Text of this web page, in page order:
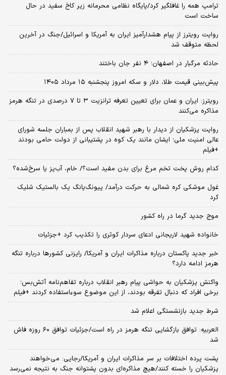
ترامپ همه را غافلگیر کرد/پایگاه نظامی محرمانه زیر کاخ سفید در حال
ساخت است
روایت رویترز از پیام هشدارآمیز ایران به آمریکا و اسرائیل/جنگ در آخرین
لحظه متوقف شد
حادثه مرگبار در اصفهان؛ ۴ نفر جان باختند
پیش‌بینی قیمت طلا، دلار و سکه امروز پنجشنبه ۱۵ مرداد ۱۴۰۵
رویترز: ایران و عمان برای تعیین تعرفه ترانزیت ۳ تا ۷ درصدی در تنگه هرمز
مذاکره می‌کنند
روایت پزشکیان از دیدار با رهبر شهید انقلاب پس از بمباران جلسه شورای
عالی امنیت ملی؛ ایشان مانند یک کوه در پشتیبانی از دولت حامی بودند
+فیلم
کدام روش پخت تخم مرغ برای بدن مفید است؟/ خام، آب‌پز یا سرخ‌شده؟
غول موشکی کره شمالی به حرکت درآمد/ پیونگ‌یانگ یک بالستیک شلیک
کرد
موج جدید گرما در راه کشور
خانواده شهید لاریجانی ادعای سردار کوثری را تکذیب کرد +جزئیات
خبر جدید پاکستان درباره مذاکرات ایران و آمریکا/ رایزنی کشورها درباره تنگه
هرمز ادامه دارد؟
واکنش پزشکیان به حواشی پیام رهبر انقلاب درباره تفاهم‌نامه آتش‌بس؛
برخی افراد که دنبال تفرقه بودند، از این موضوع سوءاستفاده کردند +فیلم
شرط جدید بازنشستگی اعلام شد
العربیه: توافق بازگشایی تنگه هرمز در راه است/جزئیات توافق ۶۰ روزه فاش
شد
پشت پرده اختلافات بر سر مذاکرات ایران و آمریکا/رجایی: می‌خواهند
پزشکیان را خسته کنند/هیچ مذاکره‌ای بدون پشتوانه جنگ به نتیجه نمی‌رسد